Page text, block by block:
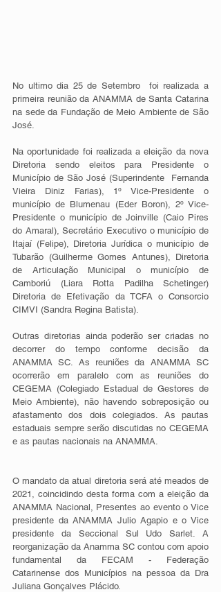
No ultimo dia 25 de Setembro  foi realizada a
primeira reunião da ANAMMA de Santa Catarina
na sede da Fundação de Meio Ambiente de São
José.
Na oportunidade foi realizada a eleição da nova
Diretoria sendo eleitos para Presidente o
Município de São José (Superindente  Fernanda
Vieira Diniz Farias), 1º Vice-Presidente o
município de Blumenau (Eder Boron), 2º Vice-
Presidente o município de Joinville (Caio Pires
do Amaral), Secretário Executivo o município de
Itajaí (Felipe), Diretoria Jurídica o município de
Tubarão (Guilherme Gomes Antunes), Diretoria
de Articulação Municipal o município de
Camboriú (Liara Rotta Padilha Schetinger)
Diretoria de Efetivação da TCFA o Consorcio
CIMVI (Sandra Regina Batista).
Outras diretorias ainda poderão ser criadas no
decorrer do tempo conforme decisão da
ANAMMA SC. As reuniões da ANAMMA SC
ocorrerão em paralelo com as reuniões do
CEGEMA (Colegiado Estadual de Gestores de
Meio Ambiente), não havendo sobreposição ou
afastamento dos dois colegiados. As pautas
estaduais sempre serão discutidas no CEGEMA
e as pautas nacionais na ANAMMA.
O mandato da atual diretoria será até meados de
2021, coincidindo desta forma com a eleição da
ANAMMA Nacional, Presentes ao evento o Vice
presidente da ANAMMA Julio Agapio e o Vice
presidente da Seccional Sul Udo Sarlet. A
reorganização da Anamma SC contou com apoio
fundamental da FECAM - Federação
Catarinense dos Municípios na pessoa da Dra
Juliana Gonçalves Plácido.